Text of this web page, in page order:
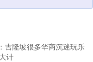
吉隆坡很多华商沉迷玩乐
计